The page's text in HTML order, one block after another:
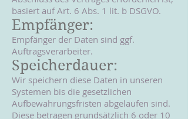
basiert auf Art. 6 Abs. 1 lit. b DSGVO.
Empfänger:
Empfänger der Daten sind ggf.
Auftragsverarbeiter.
Speicherdauer:
Wir speichern diese Daten in unseren
Systemen bis die gesetzlichen
Aufbewahrungsfristen abgelaufen sind.
Diese betragen grundsätzlich 6 oder 10